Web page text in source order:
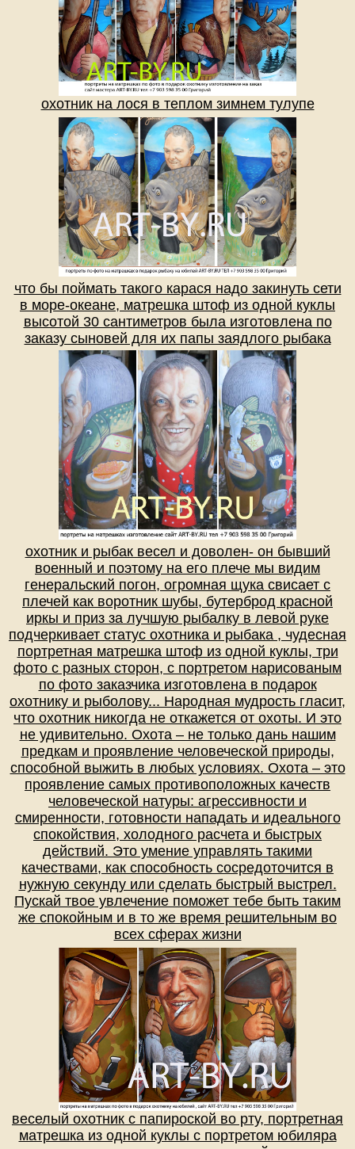
охотник на лося в теплом зимнем тулупе
что бы поймать такого карася надо закинуть сети
в море-океане, матрешка штоф из одной куклы
высотой 30 сантиметров была изготовлена по
заказу сыновей для их папы заядлого рыбака
охотник и рыбак весел и доволен- он бывший
военный и поэтому на его плече мы видим
генеральский погон, огромная щука свисает с
плечей как воротник шубы, бутерброд красной
иркы и приз за лучшую рыбалку в левой руке
подчеркивает статус охотника и рыбака , чудесная
портретная матрешка штоф из одной куклы, три
фото с разных сторон, с портретом нарисованым
по фото заказчика изготовлена в подарок
охотнику и рыболову... Народная мудрость гласит,
что охотник никогда не откажется от охоты. И это
не удивительно. Охота – не только дань нашим
предкам и проявление человеческой природы,
способной выжить в любых условиях. Охота – это
проявление самых противоположных качеств
человеческой натуры: агрессивности и
смиренности, готовности нападать и идеального
спокойствия, холодного расчета и быстрых
действий. Это умение управлять такими
качествами, как способность сосредоточится в
нужную секунду или сделать быстрый выстрел.
Пускай твое увлечение поможет тебе быть таким
же спокойным и в то же время решительным во
всех сферах жизни
веселый охотник с папироской во рту, портретная
матрешка из одной куклы с портретом юбиляра